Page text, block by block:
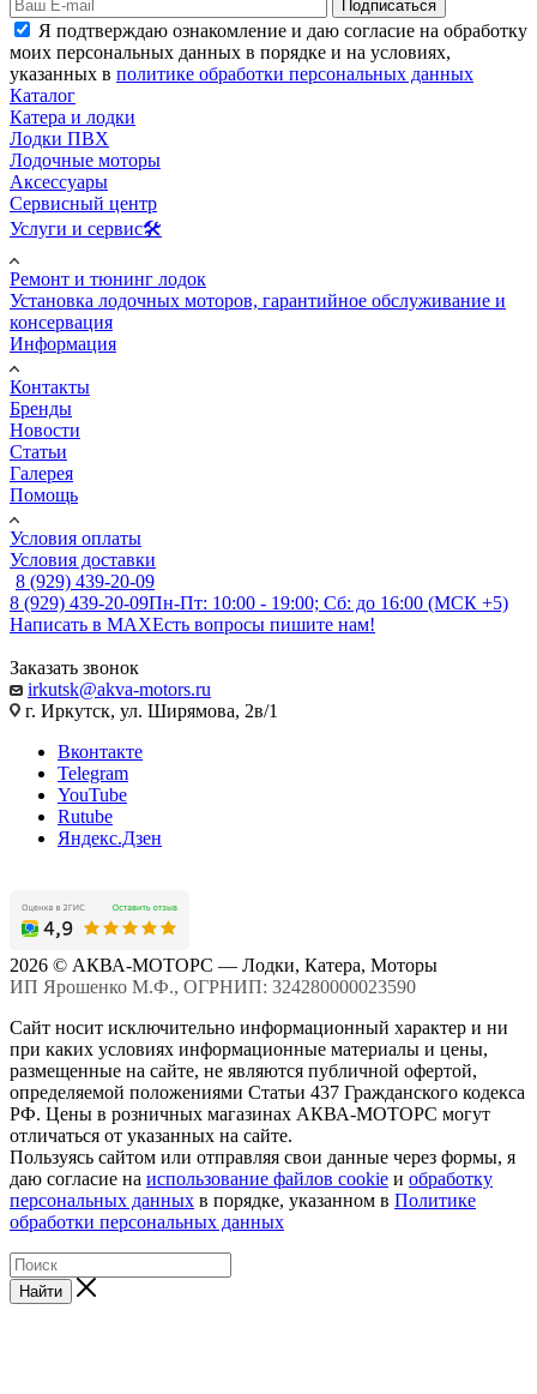
Подписаться
Я подтверждаю ознакомление и даю согласие на обработку
моих персональных данных в порядке и на условиях,
указанных в политике обработки персональных данных
Каталог
Катера и лодки
Лодки ПВХ
Лодочные моторы
Аксессуары
Сервисный центр
Услуги и сервис🛠️
Ремонт и тюнинг лодок
Установка лодочных моторов, гарантийное обслуживание и
консервация
Информация
Контакты
Бренды
Новости
Статьи
Галерея
Помощь
Условия оплаты
Условия доставки
8 (929) 439-20-09
8 (929) 439-20-09Пн-Пт: 10:00 - 19:00; Сб: до 16:00 (МСК +5)
Написать в MAXЕсть вопросы пишите нам!
Заказать звонок
irkutsk@akva-motors.ru
г. Иркутск, ул. Ширямова, 2в/1
Вконтакте
Telegram
YouTube
Rutube
Яндекс.Дзен
2026 © АКВА-МОТОРС — Лодки, Катера, Моторы
ИП Ярошенко М.Ф., ОГРНИП: 324280000023590
Сайт носит исключительно информационный характер и ни
при каких условиях информационные материалы и цены,
размещенные на сайте, не являются публичной офертой,
определяемой положениями Статьи 437 Гражданского кодекса
РФ. Цены в розничных магазинах АКВА-МОТОРС могут
отличаться от указанных на сайте.
Пользуясь сайтом или отправляя свои данные через формы, я
даю согласие на использование файлов cookie и обработку
персональных данных в порядке, указанном в Политике
обработки персональных данных
Найти